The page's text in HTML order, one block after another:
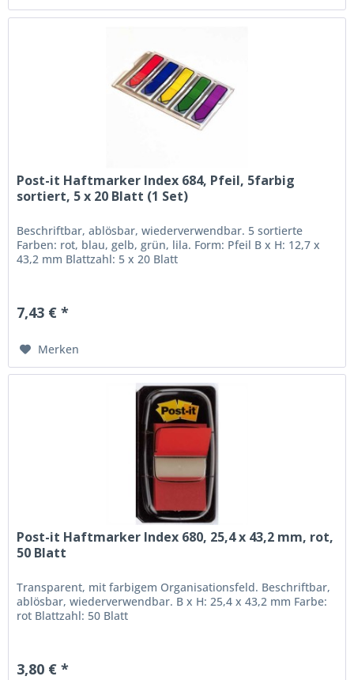
Post-it Haftmarker Index 684, Pfeil, 5farbig
sortiert, 5 x 20 Blatt (1 Set)
Beschriftbar, ablösbar, wiederverwendbar. 5 sortierte
Farben: rot, blau, gelb, grün, lila. Form: Pfeil B x H: 12,7 x
43,2 mm Blattzahl: 5 x 20 Blatt
7,43 € *
Merken
Post-it Haftmarker Index 680, 25,4 x 43,2 mm, rot,
50 Blatt
Transparent, mit farbigem Organisationsfeld. Beschriftbar,
ablösbar, wiederverwendbar. B x H: 25,4 x 43,2 mm Farbe:
rot Blattzahl: 50 Blatt
3,80 € *